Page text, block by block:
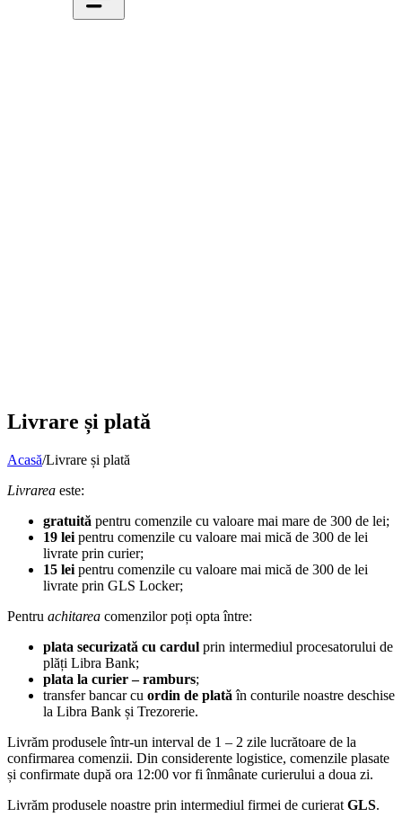
Livrare și plată
Acasă/Livrare și plată
Livrarea este:
gratuită pentru comenzile cu valoare mai mare de 300 de lei;
19 lei pentru comenzile cu valoare mai mică de 300 de lei
livrate prin curier;
15 lei pentru comenzile cu valoare mai mică de 300 de lei
livrate prin GLS Locker;
Pentru achitarea comenzilor poți opta între:
plata securizată cu cardul prin intermediul procesatorului de
plăți Libra Bank;
plata la curier – ramburs;
transfer bancar cu ordin de platăîn conturile noastre deschise
la Libra Bank și Trezorerie.
Livrăm produsele într-un interval de 1 – 2 zile lucrătoare de la
confirmarea comenzii. Din considerente logistice, comenzile plasate
și confirmate după ora 12:00 vor fi înmânate curierului a doua zi.
Livrăm produsele noastre prin intermediul firmei de curierat GLS.